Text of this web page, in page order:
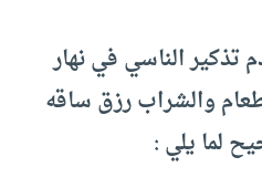
الناسي في نهار
والشراب رزق ساقه
لما يلي :